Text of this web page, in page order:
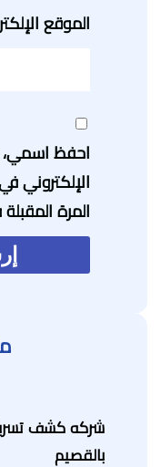
الموقع
احفظ اسمي،
الإلكتروني
المرة
شركه كشف
بالقصيم